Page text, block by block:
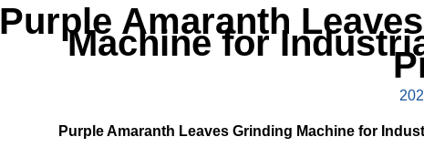
Purple Amaranth
Machine for
Purple Amaranth Leaves Grinding Machine for